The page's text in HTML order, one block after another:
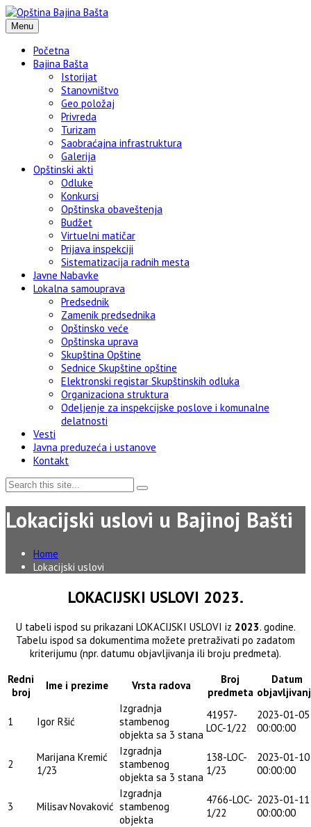
Menu
Početna
Bajina Bašta
Istorijat
Stanovništvo
Geo položaj
Privreda
Turizam
Saobraćajna infrastruktura
Galerija
Opštinski akti
Odluke
Konkursi
Opštinska obaveštenja
Budžet
Virtuelni matičar
Prijava inspekciji
Sistematizacija radnih mesta
Javne Nabavke
Lokalna samouprava
Predsednik
Zamenik predsednika
Opštinsko veće
Opštinska uprava
Skupština Opštine
Sednice Skupštine opštine
Elektronski registar Skupštinskih odluka
Organizaciona struktura
Odeljenje za inspekcijske poslove i komunalne
delatnosti
Vesti
Javna preduzeća i ustanove
Kontakt
Lokacijski uslovi u Bajinoj Bašti
Home
Lokacijski uslovi
LOKACIJSKI USLOVI 2023.
U tabeli ispod su prikazani LOKACIJSKI USLOVI iz 2023. godine.
Tabelu ispod sa dokumentima možete pretraživati po zadatom
kriterijumu (npr. datumu objavljivanja ili broju predmeta).
Redni
broj
Ime i prezime Vrsta radova
Broj
predmeta
Datum
1 Igor Ršić
Izgradnja
stambenog
objekta sa 3 stana
41957-
LOC-1/22
2023-01-05
00:00:00
2
Marijana Kremić
1/23
Izgradnja
stambenog
objekta sa 3 stana
138-LOC-
1/23
2023-01-10
00:00:00
3 Milisav Novaković
Izgradnja
stambenog
objekta
4766-LOC-
1/22
2023-01-11
00:00:00